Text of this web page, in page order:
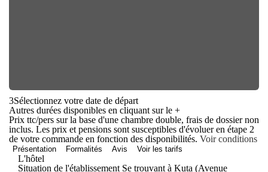
3Sélectionnez votre date de départ
Autres durées disponibles en cliquant sur le +
Prix ttc/pers sur la base d'une chambre double, frais de dossier non
inclus. Les prix et pensions sont susceptibles d'évoluer en étape 2
de votre commande en fonction des disponibilités. Voir conditions
Présentation Formalités Avis Voir les tarifs
L'hôtel
Situation de l'établissement Se trouvant à Kuta (Avenue